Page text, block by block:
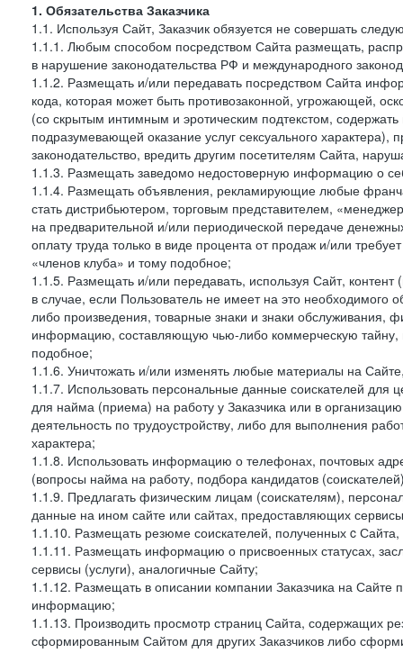
1. Обязательства Заказчика
1.1. Используя Сайт, Заказчик обязуется не совершать
1.1.1. Любым способом посредством Сайта размещать,
в нарушение законодательства РФ и международного
1.1.2. Размещать и/или передавать посредством Сайта
кода, которая может быть противозаконной, угрожающей,
(со скрытым интимным и эротическим подтекстом,
подразумевающей оказание услуг сексуального
законодательство, вредить другим посетителям Сайта,
1.1.3. Размещать заведомо недостоверную информацию о
1.1.4. Размещать объявления, рекламирующие любые
стать дистрибьютером, торговым представителем,
на предварительной и/или периодической передаче
оплату труда только в виде процента от продаж и/или
«членов клуба» и тому подобное;
1.1.5. Размещать и/или передавать, используя Сайт,
в случае, если Пользователь не имеет на это
либо произведения, товарные знаки и знаки
информацию, составляющую чью-либо коммерческую тайну,
подобное;
1.1.6. Уничтожать и/или изменять любые материалы на
1.1.7. Использовать персональные данные соискателей для
для найма (приема) на работу у Заказчика или в
деятельность по трудоустройству, либо для выполнения
характера;
1.1.8. Использовать информацию о телефонах, почтовых
(вопросы найма на работу, подбора кандидатов
1.1.9. Предлагать физическим лицам (соискателям),
данные на ином сайте или сайтах, предоставляющих
1.1.10. Размещать резюме соискателей, полученных c
1.1.11. Размещать информацию о присвоенных статусах,
сервисы (услуги), аналогичные Сайту;
1.1.12. Размещать в описании компании Заказчика на Сайте
информацию;
1.1.13. Производить просмотр страниц Сайта, содержащих
сформированным Сайтом для других Заказчиков либо